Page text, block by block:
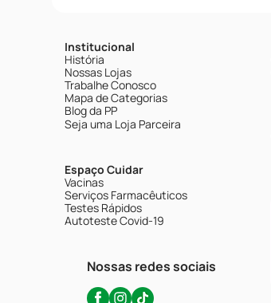
Institucional
História
Nossas Lojas
Trabalhe Conosco
Mapa de Categorias
Blog da PP
Seja uma Loja Parceira
Espaço Cuidar
Vacinas
Serviços Farmacêuticos
Testes Rápidos
Autoteste Covid-19
Nossas redes sociais